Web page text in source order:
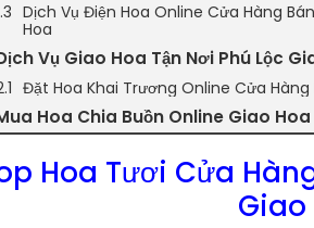
Dịch Vụ Điện Hoa Online Cửa Hàng
Hoa
Vụ Giao Hoa Tận Nơi Phú Lộc
Đặt Hoa Khai Trương Online Cửa Hàng
Hoa Chia Buồn Online Giao Hoa
Hoa Tươi Cửa
Giao